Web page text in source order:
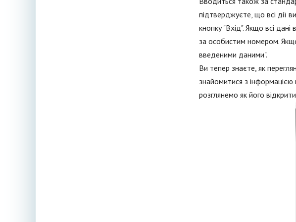
підтверджуєте, що всі дії
кнопку "Вхід". Якщо всі
за особистим номером.
введеними даними".
Ви тепер знаєте, як
знайомитися з
розглянемо як його